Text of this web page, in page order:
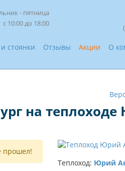
- пятница
с 10:00 до 18:00
стоянки Отзывы Акции О
на
прошел!
Теплоход: Юрий